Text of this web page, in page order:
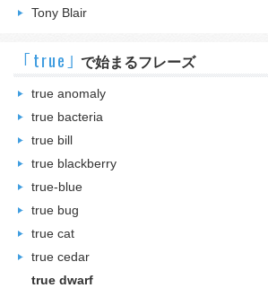
Tony Blair
｢true｣ で始まるフレーズ
true anomaly
true bacteria
true bill
true blackberry
true-blue
true bug
true cat
true cedar
true dwarf